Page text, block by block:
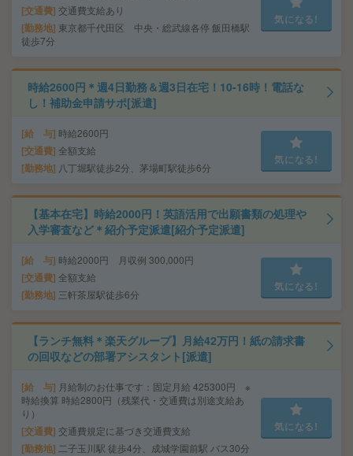
交通費 交通費支給あり
勤務地 東京都千代田区 中央・総武線各停 飯田橋駅
徒歩7分
気になる!
時給2600円＊週4日勤務＆週3日在宅！10-16時！電話な
し！補助金申請サポ[派遣]
給 与 時給2600円
交通費 全額支給
勤務地 八丁堀駅徒歩2分、茅場町駅徒歩6分
気になる!
【基本在宅】時給2000円！英語活用で出願書類の処理や
入学審査など＊紹介予定派遣[紹介予定派遣]
給 与 時給2000円 月収例 300,000円
交通費 全額支給
勤務地 三軒茶屋駅徒歩6分
気になる!
【ランチ無料＊楽天グループ】月給42万円！紙の請求書
の回収などの部署アシスタント[派遣]
給 与 月給制のお仕事です：固定月給 425300円 ※
時給換算 時給2800円（残業代・交通費は別途支給あ
り）
交通費 交通費規定に基づき交通費支給
勤務地 二子玉川駅 徒歩4分、成城学園前駅 バス30分
気になる!